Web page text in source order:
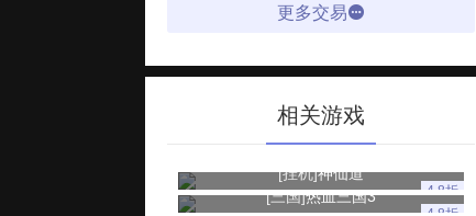
更多交易
相关游戏
[挂机]神仙道
4.8折
[三国]热血三国3